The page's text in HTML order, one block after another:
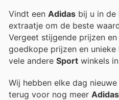
Vindt een Adidas bij u in
extraatje om de beste
Vergeet stijgende prijzen
goedkope prijzen en
vele andere Sport winkels
Wij hebben elke dag
terug voor nog meer Adidas